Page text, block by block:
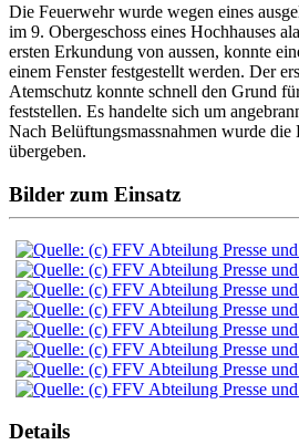
Die Feuerwehr wurde wegen eines
im 9. Obergeschoss eines Hochhauses
ersten Erkundung von aussen, konnte
einem Fenster festgestellt werden. Der
Atemschutz konnte schnell den Grund
feststellen. Es handelte sich um
Nach Belüftungsmassnahmen wurde die
übergeben.
Bilder zum Einsatz
Details